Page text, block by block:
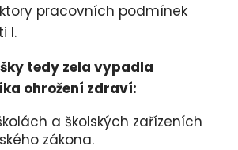
pracovních podmínek
I.
tedy zela vypadla
ohrožení zdraví:
a školských zařízeních
zákona.